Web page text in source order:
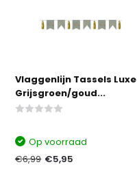
Vlaggenlijn Tassels Luxe
Grijsgroen/goud...
Op voorraad
€6,99 €5,95